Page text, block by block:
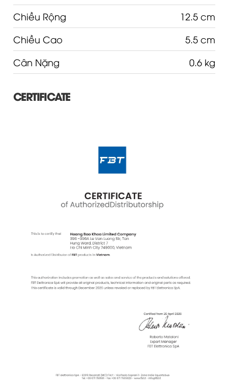
Chiều Rộng
12.5 cm
Chiều Cao
5.5 cm
Cân Nặng
0.6 kg
CERTIFICATE